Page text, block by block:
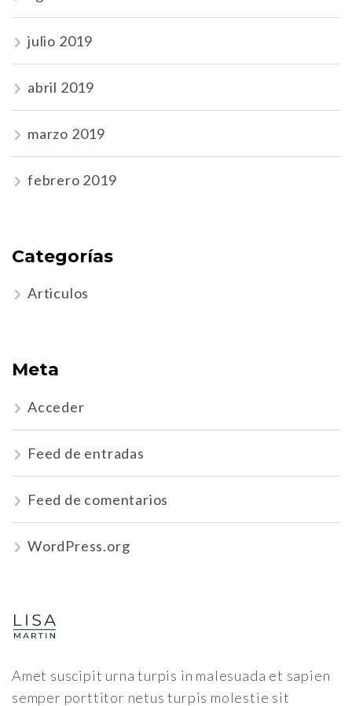
julio 2019
abril 2019
marzo 2019
febrero 2019
Categorías
Articulos
Meta
Acceder
Feed de entradas
Feed de comentarios
WordPress.org
Amet suscipit urna turpis in malesuada et sapien
semper porttitor netus turpis molestie sit